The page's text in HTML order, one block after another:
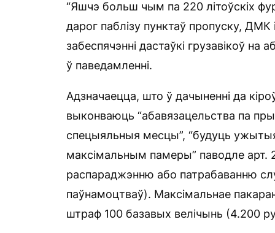
“Яшчэ больш чым па 220 літоўскіх
дарог паблізу пунктаў пропуску,
забеспячэнні дастаўкі грузавікоў
ў паведамленні.
Адзначаецца, што ў дачыненні да
выконваюць “абавязацельства па
спецыяльныя месцы”, “будуць
максімальным памеры” паводле арт.
распараджэнню або патрабаванню
паўнамоцтваў). Максімальнае
штраф 100 базавых велічынь (4.200